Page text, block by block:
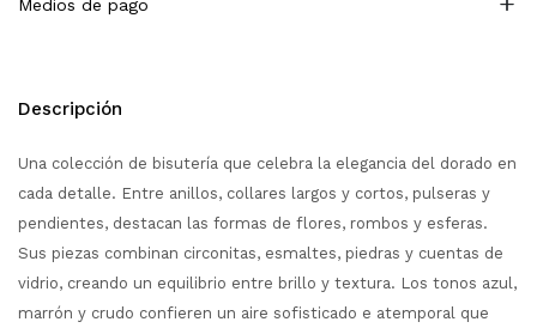
Medios de pago
Descripción
Una colección de bisutería que celebra la elegancia del dorado en
cada detalle. Entre anillos, collares largos y cortos, pulseras y
pendientes, destacan las formas de flores, rombos y esferas.
Sus piezas combinan circonitas, esmaltes, piedras y cuentas de
vidrio, creando un equilibrio entre brillo y textura. Los tonos azul,
marrón y crudo confieren un aire sofisticado e atemporal que